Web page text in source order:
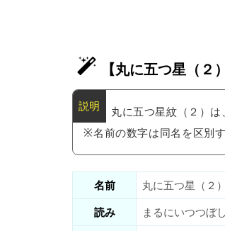
【丸に五つ星（２
丸に五つ星紋（２）は
※名前の数字は同名を区別
名前
丸に五つ星（２）
読み
まるにいつつぼし